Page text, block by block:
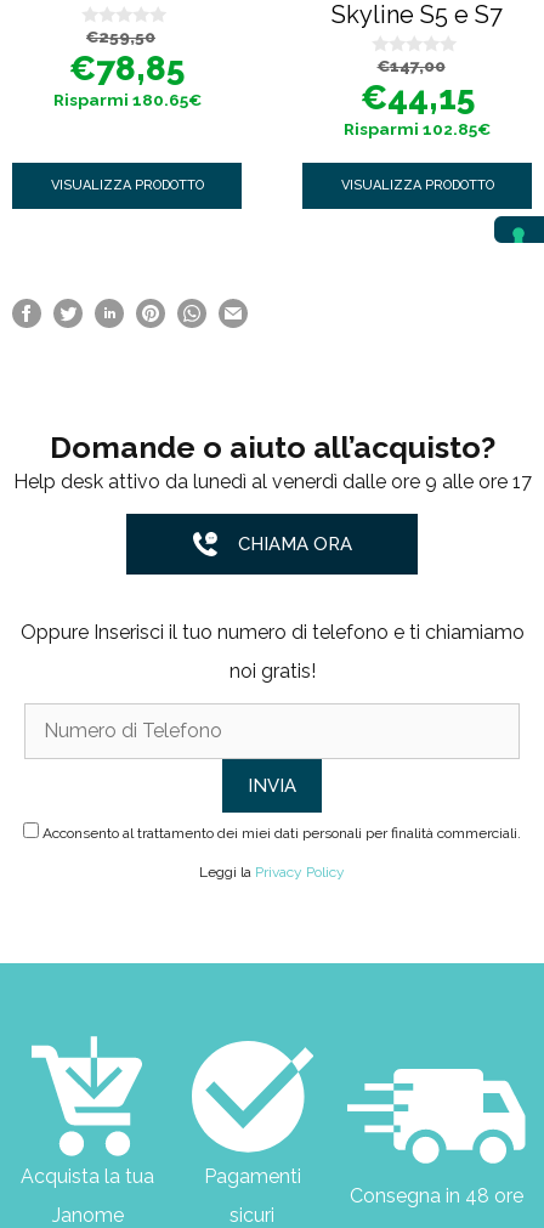
0
s
u
5
€259,50
Il
prezzo
originale
era:
€259,50.
€78,85
Il
prezzo
attuale
è:
€78,85.
Risparmi 180.65€
VISUALIZZA PRODOTTO
Skyline S5 e S7
0
s
u
5
€147,00
Il
prezzo
originale
era:
€147,00.
€44,15
Il
prezzo
attuale
è:
€44,15.
Risparmi 102.85€
VISUALIZZA PRODOTTO
Domande o aiuto all’acquisto?
Help desk attivo da lunedì al venerdì dalle ore 9 alle ore 17
CHIAMA ORA
Oppure Inserisci il tuo numero di telefono e ti chiamiamo
noi gratis!
Acconsento al trattamento dei miei dati personali per finalità commerciali.
Leggi la Privacy Policy
Acquista la tua
Janome
Pagamenti
sicuri
Consegna in 48 ore